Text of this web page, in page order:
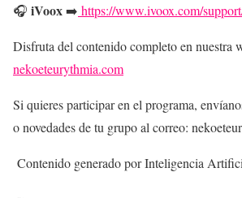
🎧 iVoox➡️ https://www.ivoox.com/
Disfruta del contenido completo en nuestra
nekoeteurythmia.com
Si quieres participar en el programa,
o novedades de tu grupo al correo:
Contenido generado por Inteligencia